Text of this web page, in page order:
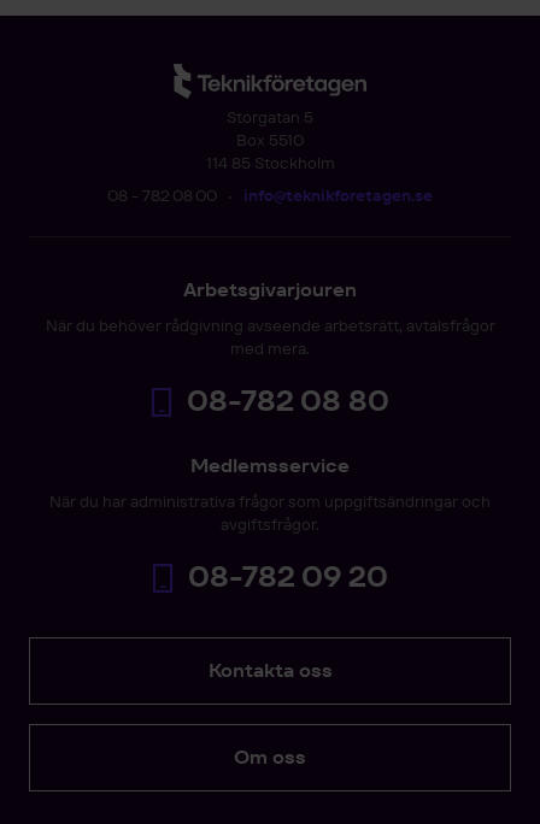
Storgatan 5
Box 5510
114 85 Stockholm
08 - 782 08 00 • info@teknikforetagen.se
Arbetsgivarjouren
När du behöver rådgivning avseende arbetsrätt, avtalsfrågor
med mera.
08-782 08 80
Medlemsservice
När du har administrativa frågor som uppgiftsändringar och
avgiftsfrågor.
08-782 09 20
Kontakta oss
Om oss